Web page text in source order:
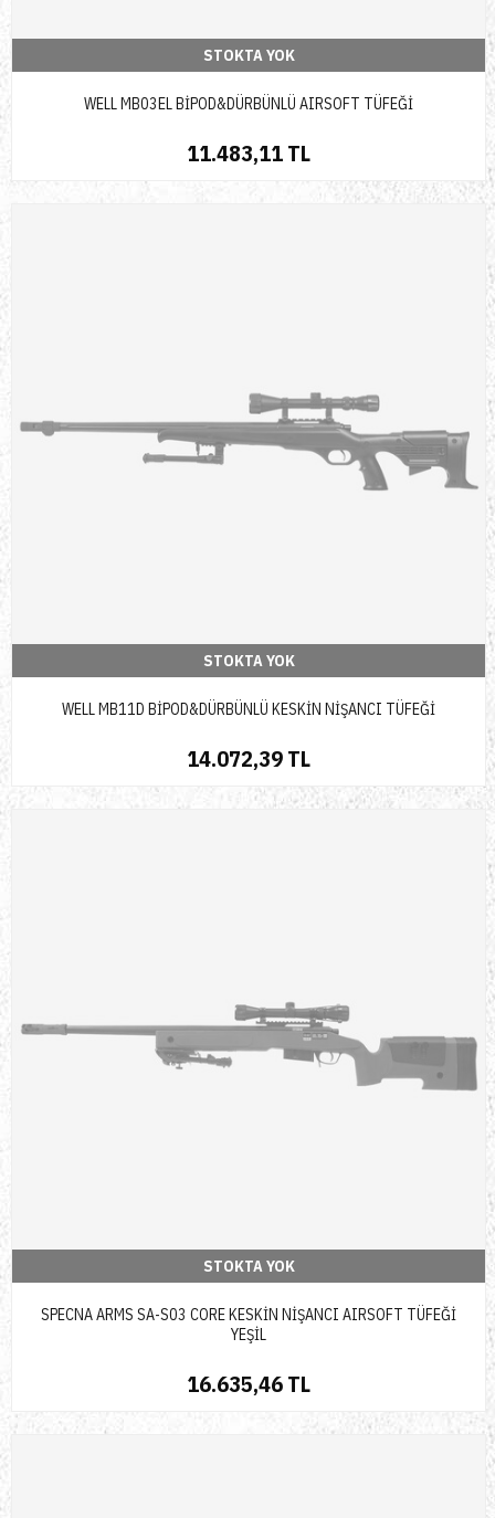
STOKTA YOK
WELL MB03EL BİPOD&DÜRBÜNLÜ AIRSOFT TÜFEĞİ
11.483,11 TL
STOKTA YOK
WELL MB11D BİPOD&DÜRBÜNLÜ KESKİN NİŞANCI TÜFEĞİ
14.072,39 TL
STOKTA YOK
SPECNA ARMS SA-S03 CORE KESKİN NİŞANCI AIRSOFT TÜFEĞİ
YEŞİL
16.635,46 TL